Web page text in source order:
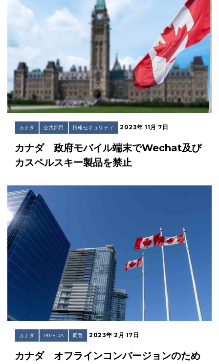
カナダ 公共部門 情報セキュリティ 2023年 11月 7日
カナダ 政府モバイル端末でWechat及び
カスペルスキー製品を禁止
カナダ PIPEDA 同意 2023年 2月 17日
カナダ オフラインコンバージョンのため